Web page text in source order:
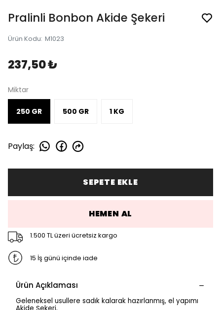
Pralinli Bonbon Akide Şekeri
Ürün Kodu: M1023
237,50 ₺
Miktar
250 GR 500 GR 1 KG
Paylaş:
SEPETE EKLE
HEMEN AL
1.500 TL üzeri ücretsiz kargo
15 İş günü içinde iade
Ürün Açıklaması
Geleneksel usullere sadık kalarak hazırlanmış, el yapımı